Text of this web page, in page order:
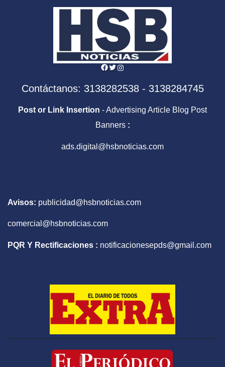
Facebook
Twitter
Instagram
Contáctanos: 3138282538 - 3138284745
Post or Link Insertion - Advertising Article Blog Post
Banners :
ads.digital@hsbnoticias.com
Avisos: publicidad@hsbnoticias.com
comercial@hsbnoticias.com
PQR Y Rectificaciones : notificacionesepds@gmail.com